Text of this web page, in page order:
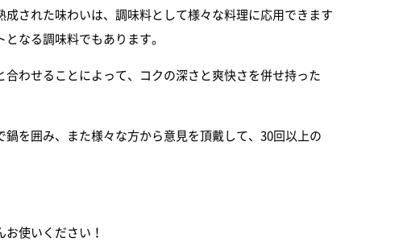
された味わいは、調味料として様々な料理に応用できます
なる調味料でもあります。
わせることによって、コクの深さと爽快さを併せ持った
を囲み、また様々な方から意見を頂戴して、30回以上の
使いください！